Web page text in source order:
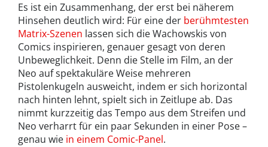
Es ist ein Zusammenhang, der erst bei näherem
Hinsehen deutlich wird: Für eine der berühmtesten
Matrix-Szenen lassen sich die Wachowskis von
Comics inspirieren, genauer gesagt von deren
Unbeweglichkeit. Denn die Stelle im Film, an der
Neo auf spektakuläre Weise mehreren
Pistolenkugeln ausweicht, indem er sich horizontal
nach hinten lehnt, spielt sich in Zeitlupe ab. Das
nimmt kurzzeitig das Tempo aus dem Streifen und
Neo verharrt für ein paar Sekunden in einer Pose –
genau wie in einem Comic-Panel.